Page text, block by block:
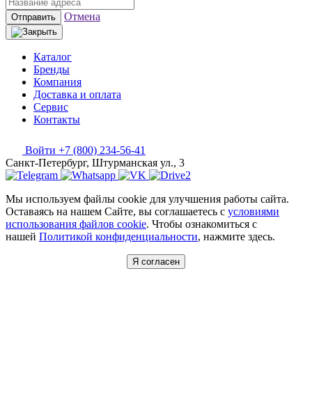
Отправить Отмена
Каталог
Бренды
Компания
Доставка и оплата
Сервис
Контакты
Войти +7 (800) 234-56-41
Санкт-Петербург, Штурманская ул., 3
Мы используем файлы cookie для улучшения работы сайта.
Оставаясь на нашем Сайте, вы соглашаетесь с условиями
использования файлов cookie. Чтобы ознакомиться с
нашей Политикой конфиденциальности, нажмите здесь.
Я согласен